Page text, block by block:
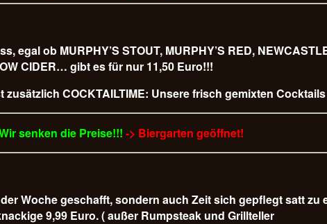
egal ob MURPHY’S STOUT, MURPHY’S RED,
CIDER… gibt es für nur 11,50 Euro!!!
COCKTAILTIME: Unsere frisch gemixten
senken die Preise!!! -> Biergarten geöffnet!
Woche geschafft, sondern auch Zeit sich gepflegt satt
9,99 Euro. ( außer Rumpsteak und Grillteller